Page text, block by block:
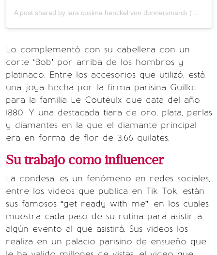
A post shared by lara cosima henckel von donnersmarck (@laracosima_)
Lo complementó con su cabellera con un
corte ‘Bob’ por arriba de los hombros y
platinado. Entre los accesorios que utilizó, está
una joya hecha por la firma parisina Guillot
para la familia Le Couteulx que data del año
1880. Y una destacada tiara de oro, plata, perlas
y diamantes en la que el diamante principal
era en forma de flor de 3.66 quilates.
Su trabajo como influencer
La condesa, es un fenómeno en redes sociales,
entre los videos que publica en Tik Tok, están
sus famosos “get ready with me”, en los cuales
muestra cada paso de su rutina para asistir a
algún evento al que asistirá. Sus videos los
realiza en un palacio parisino de ensueño que